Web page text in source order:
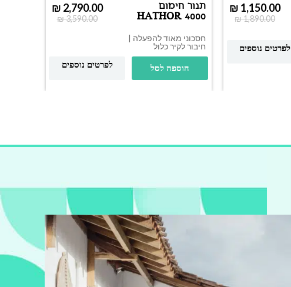
₪1,890.00
₪ 1,150.00
לפרטים נוספים
תנור חימום
HATHOR 4000
חסכוני מאוד להפעלה |
חיבור לקיר כלול
₪3,590.00
₪ 2,790.00
הוספה לסל לפרטים נוספים